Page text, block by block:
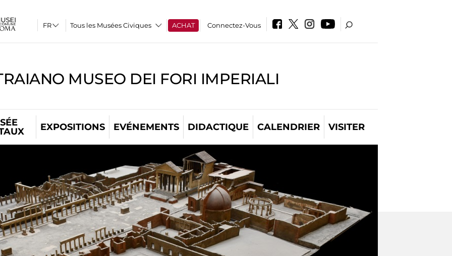
Tous les Musées Civiques ACHAT Connectez-Vous
MUSEO DEI FORI IMPERIALI
EXPOSITIONS EVÉNEMENTS DIDACTIQUE CALENDRIER VISITER